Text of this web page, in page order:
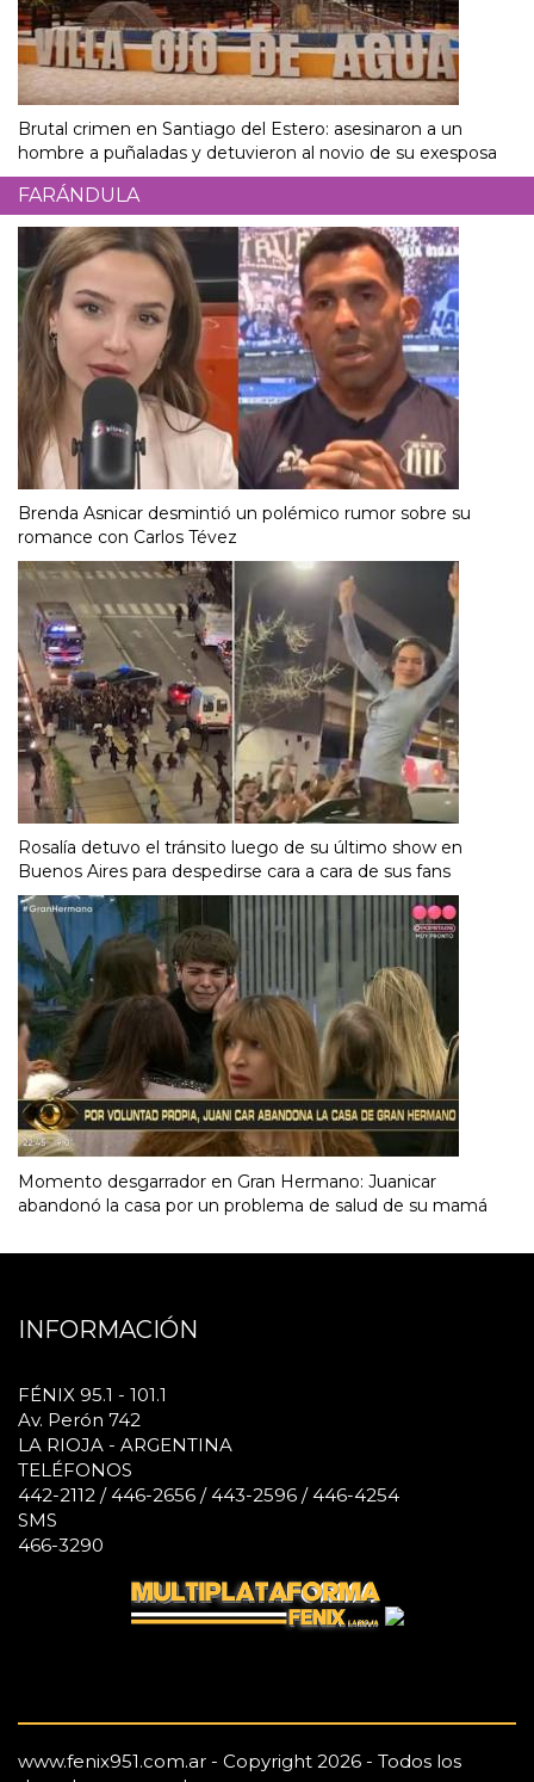
Brutal crimen en Santiago del Estero: asesinaron a un
hombre a puñaladas y detuvieron al novio de su exesposa
FARÁNDULA
Brenda Asnicar desmintió un polémico rumor sobre su
romance con Carlos Tévez
Rosalía detuvo el tránsito luego de su último show en
Buenos Aires para despedirse cara a cara de sus fans
Momento desgarrador en Gran Hermano: Juanicar
abandonó la casa por un problema de salud de su mamá
INFORMACIÓN
FÉNIX 95.1 - 101.1
Av. Perón 742
LA RIOJA - ARGENTINA
TELÉFONOS
442-2112 / 446-2656 / 443-2596 / 446-4254
SMS
466-3290
www.fenix951.com.ar - Copyright 2026 - Todos los